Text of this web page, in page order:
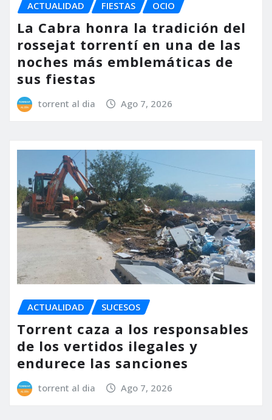
ACTUALIDAD FIESTAS OCIO
La Cabra honra la tradición del
rossejat torrentí en una de las
noches más emblemáticas de
sus fiestas
torrent al dia Ago 7, 2026
ACTUALIDAD SUCESOS
Torrent caza a los responsables
de los vertidos ilegales y
endurece las sanciones
torrent al dia Ago 7, 2026